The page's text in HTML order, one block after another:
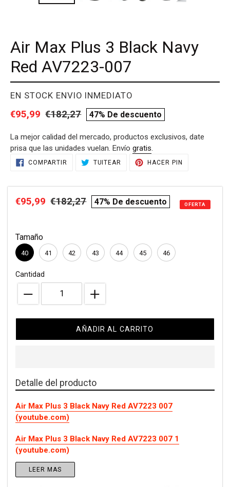
Air Max Plus 3 Black Navy
Red AV7223-007
PROVEEDOR
EN STOCK ENVIO INMEDIATO
Precio
venta
€95,99 Precio
€182,27
compare
47% De descuento
La mejor calidad del mercado, productos exclusivos, date
prisa que las unidades vuelan. Envío gratis.
Agregando
tu
compra
COMPARTIR COMPARTIR
EN
TUITEAR TUITEARHACER PIN
Precio
€95,99 Precio
€182,27
compare
47% De descuento OFERTA
Tamaño
40 41 42 43 44 45 46
Cantidad
AÑADIR AL CARRITO
Detalle del producto
Air Max Plus 3 Black Navy Red AV7223 007
(youtube.com)
Air Max Plus 3 Black Navy Red AV7223 007 1
(youtube.com)
LEER MAS